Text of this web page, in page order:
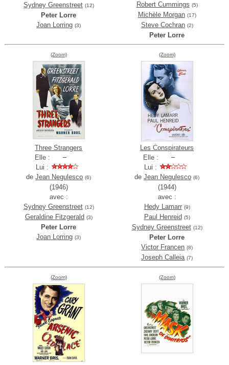
Sydney Greenstreet (12)
Peter Lorre
Joan Lorring (3)
Robert Cummings (5)
Michèle Morgan (17)
Steve Cochran (2)
Peter Lorre
(Zoom)
Three Strangers
Elle :
Lui :
deJean Negulesco (6)
(1946)
avec :
Sydney Greenstreet (12)
Geraldine Fitzgerald (3)
Peter Lorre
Joan Lorring (3)
(Zoom)
Les Conspirateurs
Elle :
Lui :
deJean Negulesco (6)
(1944)
avec :
Hedy Lamarr (9)
Paul Henreid (5)
Sydney Greenstreet (12)
Peter Lorre
Victor Francen (8)
Joseph Calleia (7)
(Zoom) (Zoom)